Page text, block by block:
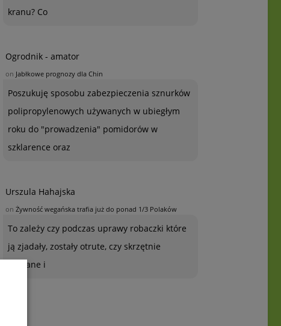
kranu? Co
Ogrodnik - amator
on Jabłkowe prognozy dla Chin
Poszukuję sposobu zabezpieczenia sznurków
polipropylenowych używanych w ubiegłym
roku do "prowadzenia" pomidorów w
szklarence oraz
Urszula Hahajska
on Żywność wegańska trafia już do ponad 1/3 Polaków
To zależy czy podczas uprawy robaczki które
ją zjadały, zostały otrute, czy skrzętnie
zebrane i